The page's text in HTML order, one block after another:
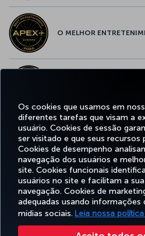
Os cookies que usamos em
diferentes tarefas que visam a
usuário. Cookies de sessão
ser visitado e que seus recursos
Cookies de desempenho
navegação dos usuários e
site. Cookies funcionais
usuários no site e facilitam a
navegação. Cookies de
adequadas usando informações
mídias sociais. Leia nossa
O MELHOR
Facebook
TwitterInstagram
RESERVA E
GERENCIAMENTO
EXPERIÊNCIA
E